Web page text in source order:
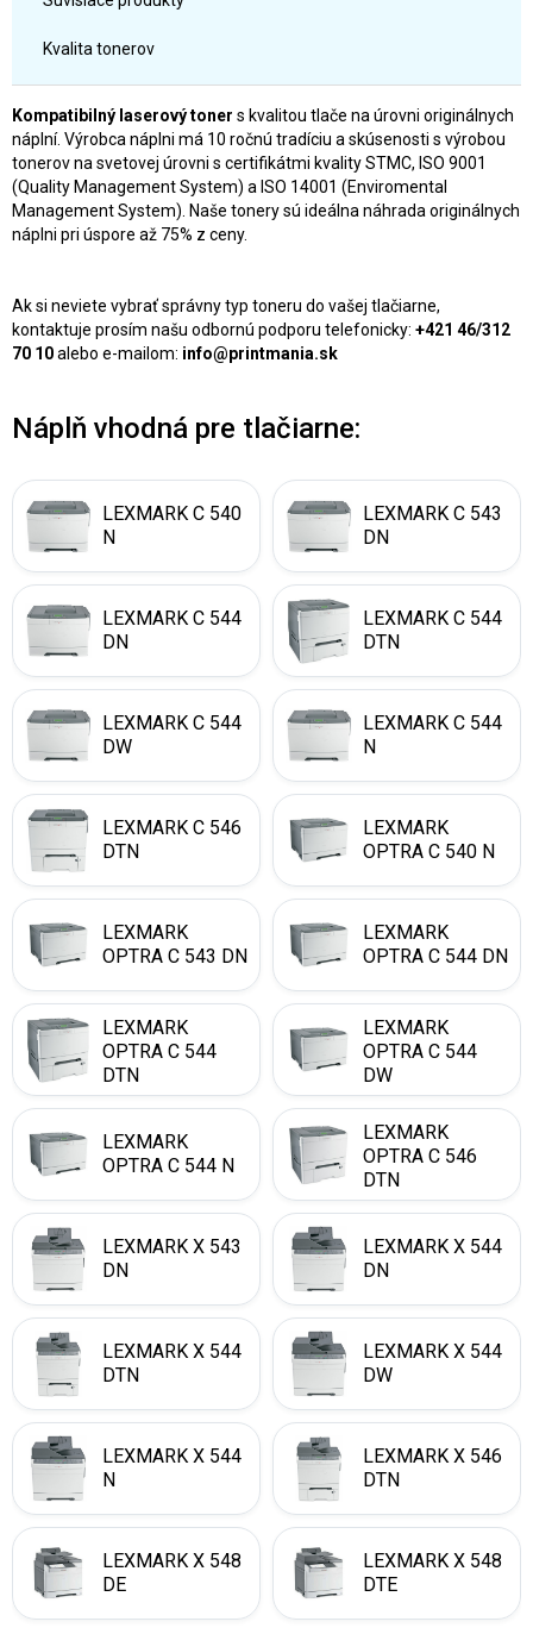
Kvalita tonerov
Kompatibilný laserový toner s kvalitou tlače na úrovni originálnych
náplní. Výrobca náplni má 10 ročnú tradíciu a skúsenosti s výrobou
tonerov na svetovej úrovni s certifikátmi kvality STMC, ISO 9001
(Quality Management System) a ISO 14001 (Enviromental
Management System). Naše tonery sú ideálna náhrada originálnych
náplni pri úspore až 75% z ceny.
Ak si neviete vybrať správny typ toneru do vašej tlačiarne,
kontaktuje prosím našu odbornú podporu telefonicky: +421 46/312
70 10alebo e-mailom: info@printmania.sk
Náplň vhodná pre tlačiarne:
LEXMARK C 540
N
LEXMARK C 543
DN
LEXMARK C 544
DN
LEXMARK C 544
DTN
LEXMARK C 544
DW
LEXMARK C 544
N
LEXMARK C 546
DTN
LEXMARK
OPTRA C 540 N
LEXMARK
OPTRA C 543 DN
LEXMARK
OPTRA C 544 DN
LEXMARK
OPTRA C 544
DTN
LEXMARK
OPTRA C 544
DW
LEXMARK
OPTRA C 544 N
LEXMARK
OPTRA C 546
DTN
LEXMARK X 543
DN
LEXMARK X 544
DN
LEXMARK X 544
DTN
LEXMARK X 544
DW
LEXMARK X 544
N
LEXMARK X 546
DTN
LEXMARK X 548
DE
LEXMARK X 548
DTE